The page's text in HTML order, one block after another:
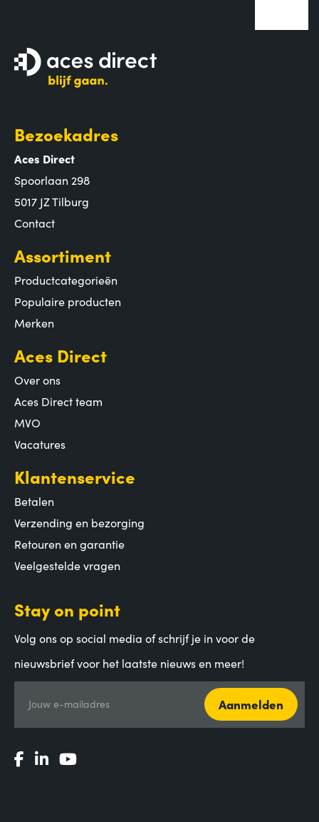
Bezoekadres
Aces Direct
Spoorlaan 298
5017 JZ Tilburg
Contact
Assortiment
Productcategorieën
Populaire producten
Merken
Aces Direct
Over ons
Aces Direct team
MVO
Vacatures
Klantenservice
Betalen
Verzending en bezorging
Retouren en garantie
Veelgestelde vragen
Stay on point
Volg ons op social media of schrijf je in voor de
nieuwsbrief voor het laatste nieuws en meer!
Jouw e-mailadres Aanmelden